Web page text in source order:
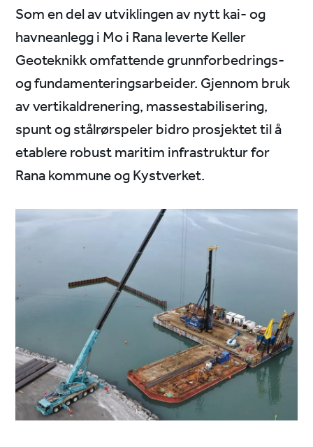
Som en del av utviklingen av nytt kai- og
havneanlegg i Mo i Rana leverte Keller
Geoteknikk omfattende grunnforbedrings-
og fundamenteringsarbeider. Gjennom bruk
av vertikaldrenering, massestabilisering,
spunt og stålrørspeler bidro prosjektet til å
etablere robust maritim infrastruktur for
Rana kommune og Kystverket.